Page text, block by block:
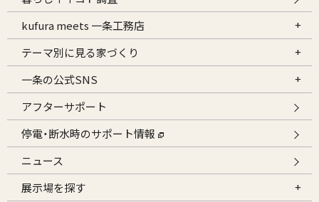
kufura meets 一条工務店
テーマ別に見る家づくり
一条の公式SNS
アフターサポート
停電・断水時のサポート情報
ニュース
展示場を探す